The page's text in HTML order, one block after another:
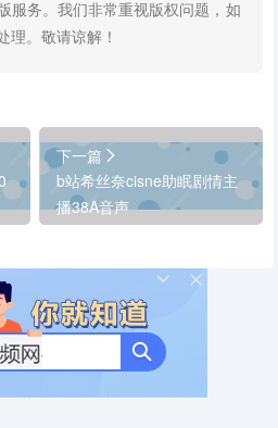
服务。我们非常重视版权问题，如
理。敬请谅解！
下一篇
b站希丝奈cisne助眠剧情主
播38A音声